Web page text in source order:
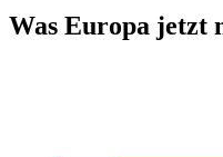
Was Europa jetzt